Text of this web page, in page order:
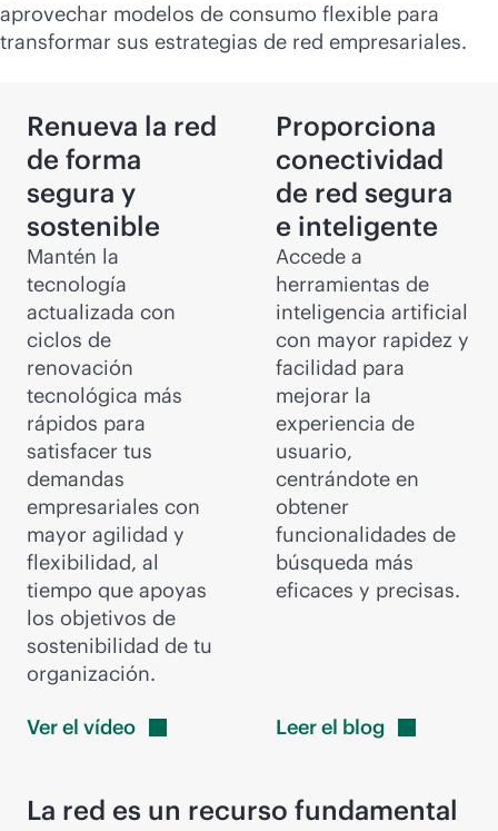
aprovechar modelos de consumo flexible para
transformar sus estrategias de red empresariales.
Renueva la red
de forma
segura y
sostenible
Mantén la
tecnología
actualizada con
ciclos de
renovación
tecnológica más
rápidos para
satisfacer tus
demandas
empresariales con
mayor agilidad y
flexibilidad, al
tiempo que apoyas
los objetivos de
sostenibilidad de tu
organización.
Ver el vídeo
Proporciona
conectividad
de red segura
e inteligente
Accede a
herramientas de
inteligencia artificial
con mayor rapidez y
facilidad para
mejorar la
experiencia de
usuario,
centrándote en
obtener
funcionalidades de
búsqueda más
eficaces y precisas.
Leer el blog
La red es un recurso fundamental